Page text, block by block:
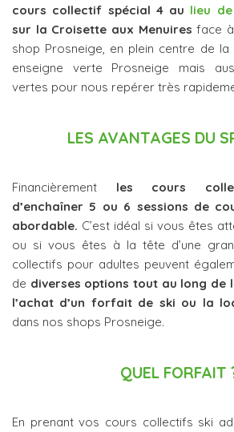
cours collectif spécial 4 au lieu
sur la Croisette aux Menuires face
shop Prosneige, en plein centre de la
enseigne verte Prosneige mais
vertes pour nous repérer très
LES AVANTAGES DU
Financièrement les cours
d’enchaîner 5 ou 6 sessions de
abordable. C’est idéal si vous êtes
ou si vous êtes à la tête d’une
collectifs pour adultes peuvent
de diverses options tout au long de
l’achat d’un forfait de ski ou la
dans nos shops Prosneige.
QUEL FORFAIT
En prenant vos cours collectifs ski